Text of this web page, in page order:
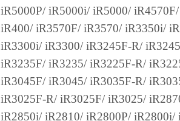
iR5000P/ iR5000i/ iR5000/
iR400/ iR3570F/ iR3570/ iR3350i/
iR3300i/ iR3300/ iR3245F-R/
iR3235F/ iR3235/ iR3225F-R/
iR3045F/ iR3045/ iR3035F-R/
iR3025F-R/ iR3025F/ iR3025/
iR2850i/ iR2810/ iR2800P/ iR2800i/